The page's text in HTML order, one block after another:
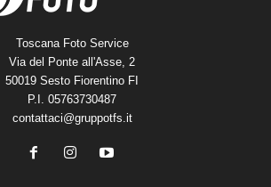
Toscana Foto Service
Via del Ponte all'Asse, 2
50019 Sesto Fiorentino FI
P.I. 05763730487
contattaci@gruppotfs.it